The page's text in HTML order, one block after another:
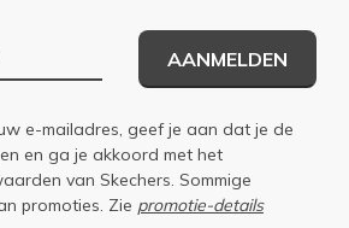
AANMELDEN
e-mailadres, geef je aan dat je de
en ga je akkoord met het
van Skechers. Sommige
promoties. Zie promotie-details